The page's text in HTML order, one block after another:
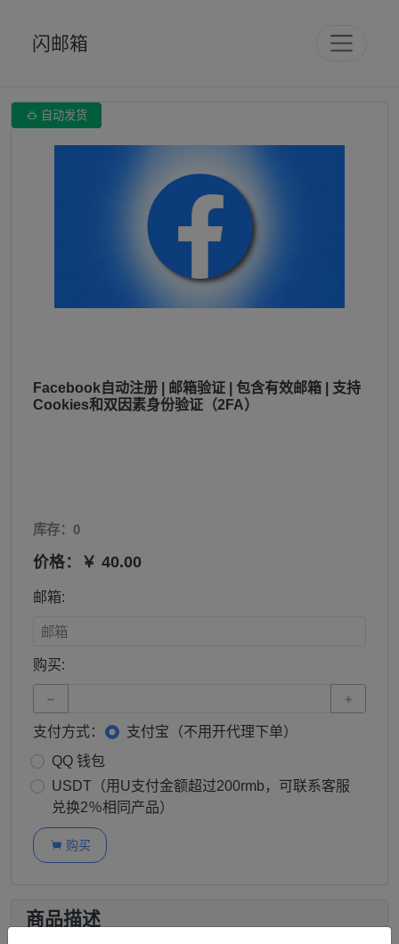
闪邮箱
 自动发货
Facebook自动注册 | 邮箱验证 | 包含有效邮箱 | 支持
Cookies和双因素身份验证（2FA）
库存：0
价格：￥ 40.00
邮箱:
购买:
− +
支付方式：
支付宝（不用开代理下单）
QQ 钱包
USDT（用U支付金额超过200rmb，可联系客服
兑换2％相同产品）
 购买
商品描述